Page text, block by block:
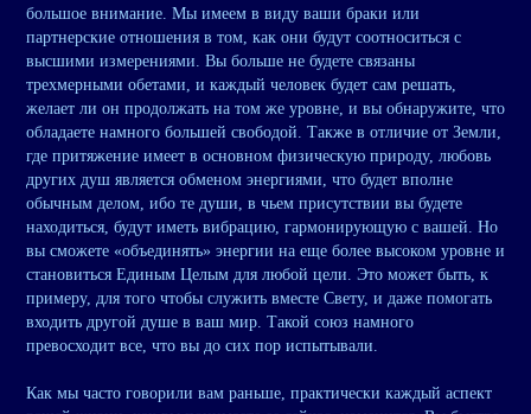
большое внимание. Мы имеем в виду ваши браки или
партнерские отношения в том, как они будут соотноситься с
высшими измерениями. Вы больше не будете связаны
трехмерными обетами, и каждый человек будет сам решать,
желает ли он продолжать на том же уровне, и вы обнаружите, что
обладаете намного большей свободой. Также в отличие от Земли,
где притяжение имеет в основном физическую природу, любовь
других душ является обменом энергиями, что будет вполне
обычным делом, ибо те души, в чьем присутствии вы будете
находиться, будут иметь вибрацию, гармонирующую с вашей. Но
вы сможете «объединять» энергии на еще более высоком уровне и
становиться Единым Целым для любой цели. Это может быть, к
примеру, для того чтобы служить вместе Свету, и даже помогать
входить другой душе в ваш мир. Такой союз намного
превосходит все, что вы до сих пор испытывали.
Как мы часто говорили вам раньше, практически каждый аспект